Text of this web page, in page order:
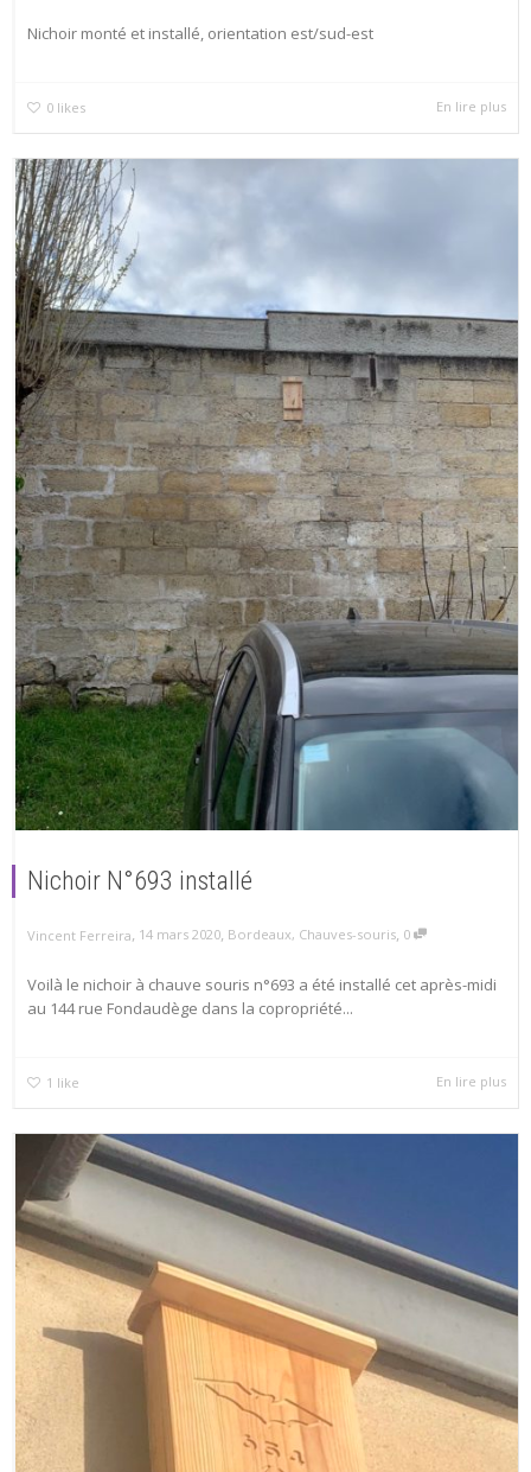
Nichoir monté et installé, orientation est/sud-est
0 likes En lire plus
Nichoir N°693 installé
Vincent Ferreira, 14 mars 2020, Bordeaux, Chauves-souris, 0
Voilà le nichoir à chauve souris n°693 a été installé cet après-midi
au 144 rue Fondaudège dans la copropriété...
1 like En lire plus